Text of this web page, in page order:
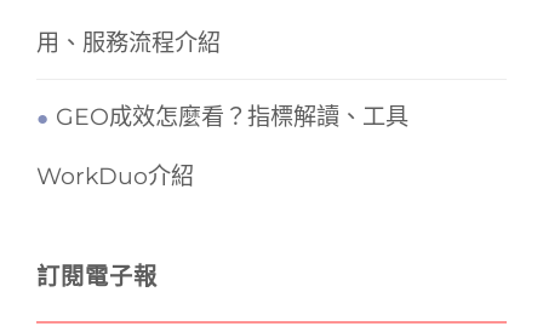
用、服務流程介紹
GEO成效怎麼看？指標解讀、工具
WorkDuo介紹
訂閱電子報